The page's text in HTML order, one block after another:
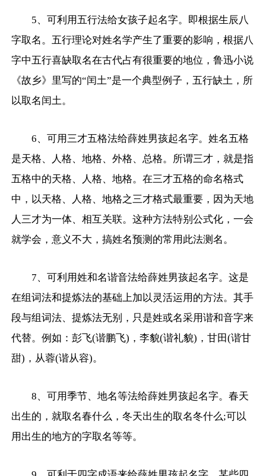
5、可利用五行法给女孩子起名字。即根据生辰八
字取名。五行理论对姓名学产生了重要的影响，根据八
字中五行喜缺取名在古代占有很重要的地位，鲁迅小说
《故乡》里写的“闰土”是一个典型例子，五行缺土，所
以取名闰土。
6、可用三才五格法给薛姓男孩起名字。姓名五格
是天格、人格、地格、外格、总格。所谓三才，就是指
五格中的天格、人格、地格。在三才五格的命名格式
中，以天格、人格、地格之三才格式最重要，因为天地
人三才为一体、相互关联。这种方法特别公式化，一会
就学会，意义不大，搞姓名预测的常用此法测名。
7、可利用姓和名谐音法给薛姓男孩起名字。这是
在组词法和提炼法的基础上加以灵活运用的方法。其手
段与组词法、提炼法无别，只是姓或名采用谐和音字来
代替。例如：彭飞(谐鹏飞)，李貌(谐礼貌)，甘田(谐甘
甜)，从蓉(谐从容)。
8、可用季节、地名等法给薛姓男孩起名字。春天
出生的，就取名春什么，冬天出生的取名冬什么;可以
用出生的地方的字取名等等。